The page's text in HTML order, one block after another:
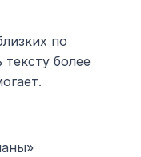
по
более